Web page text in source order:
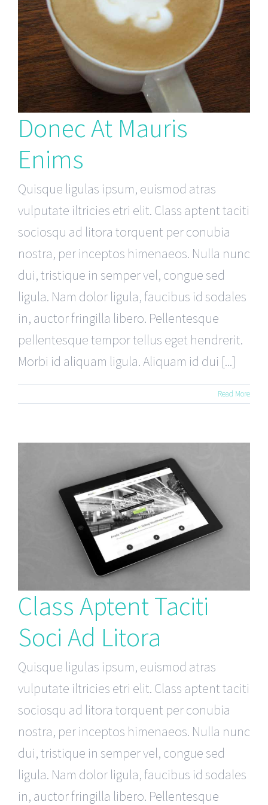
Donec At Mauris
Enims
Quisque ligulas ipsum, euismod atras
vulputate iltricies etri elit. Class aptent taciti
sociosqu ad litora torquent per conubia
nostra, per inceptos himenaeos. Nulla nunc
dui, tristique in semper vel, congue sed
ligula. Nam dolor ligula, faucibus id sodales
in, auctor fringilla libero. Pellentesque
pellentesque tempor tellus eget hendrerit.
Morbi id aliquam ligula. Aliquam id dui [...]
Read More
Class Aptent Taciti
Soci Ad Litora
Quisque ligulas ipsum, euismod atras
vulputate iltricies etri elit. Class aptent taciti
sociosqu ad litora torquent per conubia
nostra, per inceptos himenaeos. Nulla nunc
dui, tristique in semper vel, congue sed
ligula. Nam dolor ligula, faucibus id sodales
in, auctor fringilla libero. Pellentesque